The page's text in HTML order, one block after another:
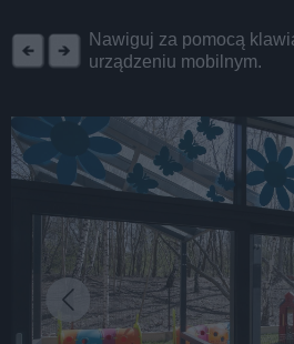
Nawiguj za pomocą
urządzeniu mobilnym.